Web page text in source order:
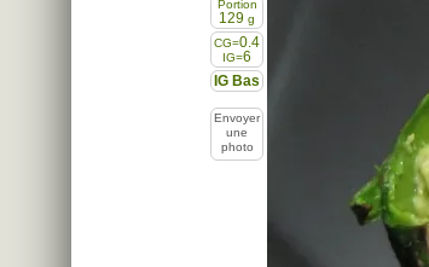
Portion
129 g
CG=0.4
IG=6
IG Bas
Envoyer
une
photo